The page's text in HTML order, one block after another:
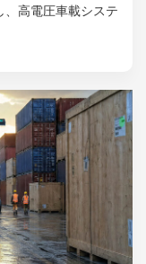
、高電圧車載システ